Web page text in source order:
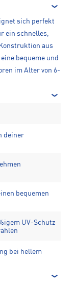
sich perfekt
ein schnelles,
aus
bequeme und
im Alter von 6-
deiner
bequemen
UV-Schutz
bei hellem